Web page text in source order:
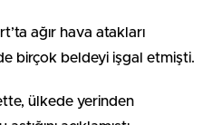
ağır hava atakları
birçok beldeyi işgal etmişti.
ülkede yerinden